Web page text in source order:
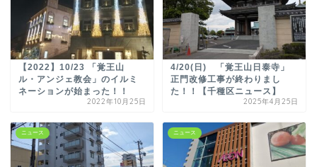
【2022】10/23 「覚王山
ル・アンジェ教会」のイルミ
ネーションが始まった！！
2022年10月25日
4/20(日) 「覚王山日泰寺」
正門改修工事が終わりまし
た！！【千種区ニュース】
2025年4月25日
ニュース ニュース